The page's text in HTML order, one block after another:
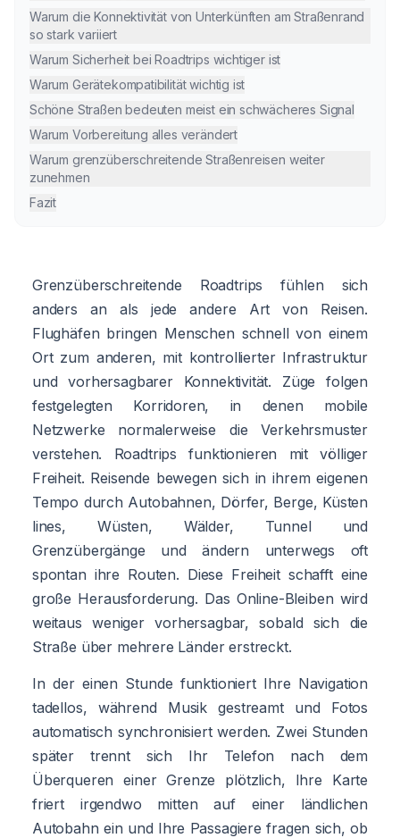
Warum die Konnektivität von Unterkünften am Straßenrand
so stark variiert
Warum Sicherheit bei Roadtrips wichtiger ist
Warum Gerätekompatibilität wichtig ist
Schöne Straßen bedeuten meist ein schwächeres Signal
Warum Vorbereitung alles verändert
Warum grenzüberschreitende Straßenreisen weiter
zunehmen
Fazit
Grenzüberschreitende Roadtrips fühlen sich
anders an als jede andere Art von Reisen.
Flughäfen bringen Menschen schnell von einem
Ort zum anderen, mit kontrollierter Infrastruktur
und vorhersagbarer Konnektivität. Züge folgen
festgelegten Korridoren, in denen mobile
Netzwerke normalerweise die Verkehrsmuster
verstehen. Roadtrips funktionieren mit völliger
Freiheit. Reisende bewegen sich in ihrem eigenen
Tempo durch Autobahnen, Dörfer, Berge, Küsten
lines, Wüsten, Wälder, Tunnel und
Grenzübergänge und ändern unterwegs oft
spontan ihre Routen. Diese Freiheit schafft eine
große Herausforderung. Das Online-Bleiben wird
weitaus weniger vorhersagbar, sobald sich die
Straße über mehrere Länder erstreckt.
In der einen Stunde funktioniert Ihre Navigation
tadellos, während Musik gestreamt und Fotos
automatisch synchronisiert werden. Zwei Stunden
später trennt sich Ihr Telefon nach dem
Überqueren einer Grenze plötzlich, Ihre Karte
friert irgendwo mitten auf einer ländlichen
Autobahn ein und Ihre Passagiere fragen sich, ob